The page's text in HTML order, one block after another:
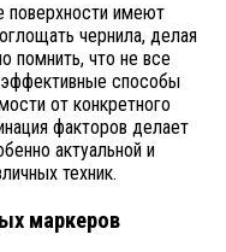
поверхности имеют
чернила, делая
что не все
способы
от конкретного
факторов делает
актуальной и
техник.
маркеров